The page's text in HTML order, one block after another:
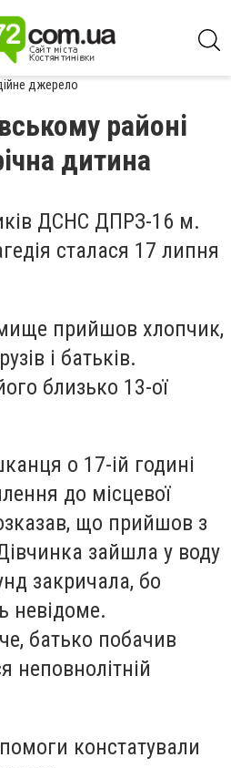
джерело
районі
дитина
ДСНС ДПРЗ-16 м.
сталася 17 липня
прийшов хлопчик,
і батьків.
близько 13-ої
о 17-ій годині
до місцевої
що прийшов з
зайшла у воду
закричала, бо
невідоме.
батько побачив
неповнолітній
констатували